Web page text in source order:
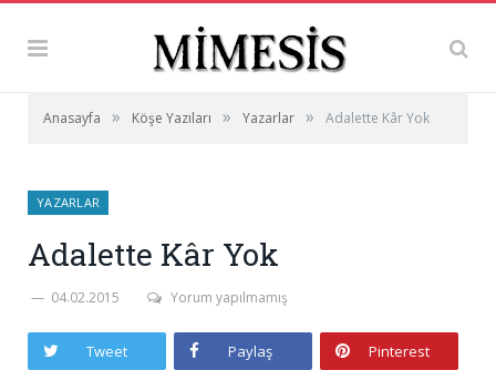
Anasayfa » Köşe Yazıları » Yazarlar » Adalette Kâr Yok
YAZARLAR
Adalette Kâr Yok
04.02.2015 Yorum yapılmamış
Tweet Paylaş Pinterest